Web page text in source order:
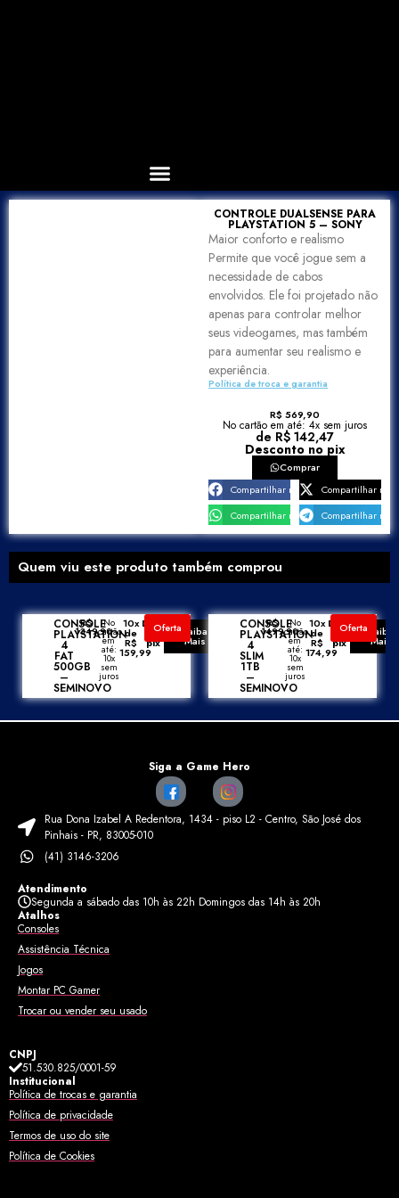
CONTROLE DUALSENSE PARA
PLAYSTATION 5 – SONY
Maior conforto e realismo
Permite que você jogue sem a
necessidade de cabos
envolvidos. Ele foi projetado não
apenas para controlar melhor
seus videogames, mas também
para aumentar seu realismo e
experiência.
Política de troca e garantia
R$ 569,90
No cartão em até: 4x sem juros
de R$ 142,47
Desconto no pix
Comprar
Compartilhar no FacebookCompartilhar no X
Compartilhar no WhatsAppCompartilhar no
Quem viu este produto também comprou
Oferta
CONSOLE
PLAYSTATION
4
FAT
500GB
–
SEMINOVO
R$
1349,90
No
cartão
em
até:
10x
sem
juros
10x
de
R$
159,99
Desconto
no
pix
Saiba
Mais
Oferta
CONSOLE
PLAYSTATION
4
SLIM
1TB
–
SEMINOVO
R$
1499,90
No
cartão
em
até:
10x
sem
juros
10x
de
R$
174,99
Desconto
no
pix
Saiba
Mais
Siga a Game Hero
Rua Dona Izabel A Redentora, 1434 - piso L2 - Centro, São José dos
Pinhais - PR, 83005-010
(41) 3146-3206
Atendimento
Segunda a sábado das 10h às 22h Domingos das 14h às 20h
Atalhos
Consoles
Assistência Técnica
Jogos
Montar PC Gamer
Trocar ou vender seu usado
CNPJ
51.530.825/0001-59
Institucional
Política de trocas e garantia
Política de privacidade
Termos de uso do site
Política de Cookies